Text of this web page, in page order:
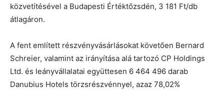
közvetítésével a Budapesti Értéktőzsdén, 3 181 Ft/db
átlagáron.
A fent említett részvényvásárlásokat követően Bernard
Schreier, valamint az irányítása alá tartozó CP Holdings
Ltd. és leányvállalatai együttesen 6 464 496 darab
Danubius Hotels törzsrészvénnyel, azaz 78,02%